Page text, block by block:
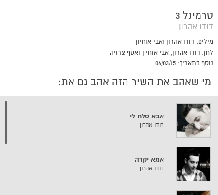
טרמינל 3
דודו אהרון
מילים: דודו אהרון ואבי אוחיון
לחן: דודו אהרון, אבי אוחיון ואסף צרויה
נוסף בתאריך: 04/03/15
מי שאהב את השיר הזה אהב גם את:
אבא סלח לי
דודו אהרון
אמא יקרה
דודו אהרון